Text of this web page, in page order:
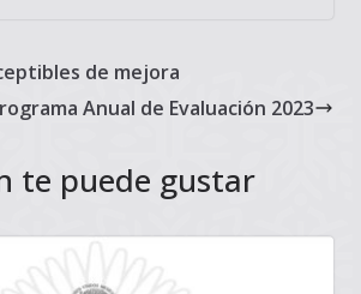
de mejora
Anual de Evaluación 2023
te puede gustar